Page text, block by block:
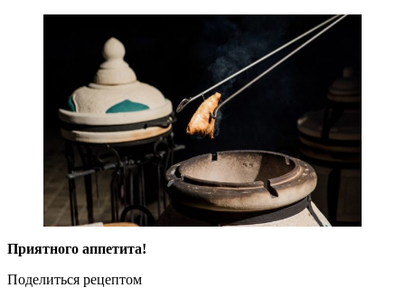
Приятного аппетита!
Поделиться рецептом